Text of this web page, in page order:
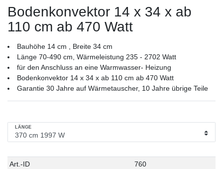
Bodenkonvektor 14 x 34 x ab
110 cm ab 470 Watt
Bauhöhe 14 cm , Breite 34 cm
Länge 70-490 cm, Wärmeleistung 235 - 2702 Watt
für den Anschluss an eine Warmwasser- Heizung
Bodenkonvektor 14 x 34 x ab 110 cm ab 470 Watt
Garantie 30 Jahre auf Wärmetauscher, 10 Jahre übrige Teile
LÄNGE
Technisches
Wert
Art.-ID 760